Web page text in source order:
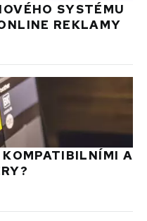
SYSTÉMU
REKLAMY
A